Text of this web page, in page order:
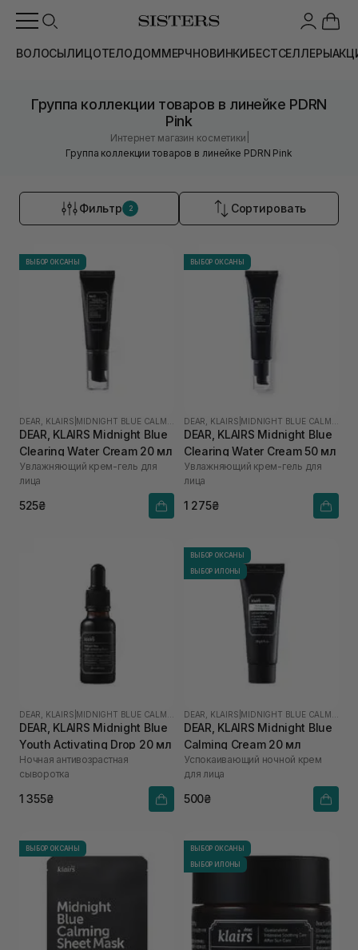
ВОЛОСЫЛИЦОТЕЛОДОММЕРЧНОВИНКИБЕСТСЕЛЛЕРЫ
Группа коллекции товаров в линейке PDRN
Pink
Интернет магазин косметики
Группа коллекции товаров в линейке PDRN Pink
Фильтр 2 Сортировать
ВЫБОР ОКСАНЫ
DEAR, KLAIRS
DEAR, KLAIRS Midnight Blue
Clearing Water Cream 20 мл
Увлажняющий крем-гель для
лица
525₴
ВЫБОР ОКСАНЫ
DEAR, KLAIRS
DEAR, KLAIRS Midnight Blue
Clearing Water Cream 50 мл
Увлажняющий крем-гель для
лица
1 275₴
DEAR, KLAIRS
DEAR, KLAIRS Midnight Blue
Youth Activating Drop 20 мл
Ночная антивозрастная
сыворотка
1 355₴
ВЫБОР ОКСАНЫ
ВЫБОР ИЛОНЫ
DEAR, KLAIRS
DEAR, KLAIRS Midnight Blue
Calming Cream 20 мл
Успокаивающий ночной крем
для лица
500₴
ВЫБОР ОКСАНЫ
ВЫБОР ОКСАНЫ
ВЫБОР ИЛОНЫ